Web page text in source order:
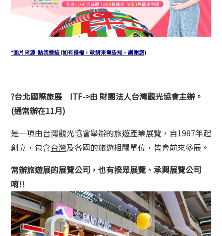
*圖片來源: 點我連結 (如有侵權，敬請來電告知，謝謝您)
?台北國際旅展 ITF->由 財團法人台灣觀光協會主辦。
(通常辦在11月)
是一項由台灣觀光協會舉辦的旅遊產業展覽 ，自1987年起
創立，包含台灣及各國的旅遊相關單位，皆會前來參展。
常辦旅遊展的展覽公司，也有揆眾展覽、承興展覽公司
唷!!